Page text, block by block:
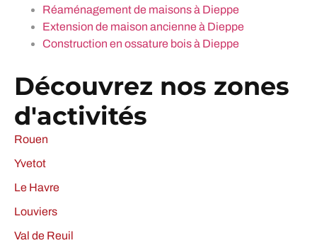
Réaménagement de maisons à Dieppe
Extension de maison ancienne à Dieppe
Construction en ossature bois à Dieppe
Découvrez nos zones
d'activités
Rouen
Yvetot
Le Havre
Louviers
Val de Reuil